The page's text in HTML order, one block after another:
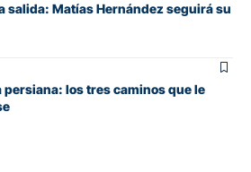
salida: Matías Hernández seguirá su
persiana: los tres caminos que le